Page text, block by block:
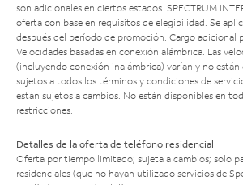
son adicionales en ciertos estados. SPECTRUM
oferta con base en requisitos de elegibilidad. Se
después del período de promoción. Cargo adicional
Velocidades basadas en conexión alámbrica. Las
(incluyendo conexión inalámbrica) varían y no están
sujetos a todos los términos y condiciones de
están sujetos a cambios. No están disponibles en
restricciones.
Detalles de la oferta de teléfono residencial
Oferta por tiempo limitado; sujeta a cambios; solo
residenciales (que no hayan utilizado servicios de